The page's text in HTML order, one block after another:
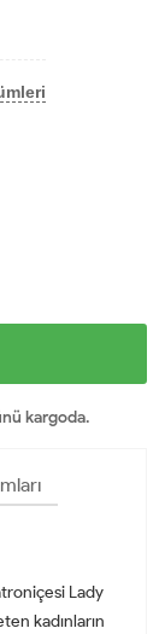
kargoda.
Lady
kadınların